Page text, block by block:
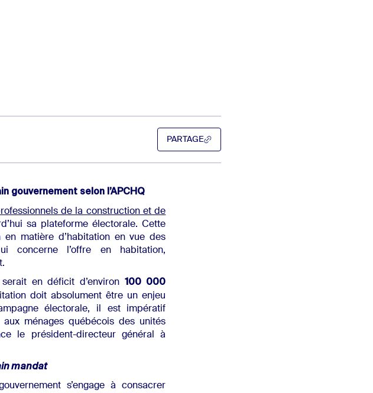
PARTAGE
PARTAGE
gouvernement selon l’APCHQ
de la construction et de
sa plateforme électorale. Cette
matière d’habitation en vue des
concerne l’offre en habitation,
en déficit d’environ 100 000
doit absolument être un enjeu
électorale, il est impératif
ménages québécois des unités
le président-directeur général à
mandat
s’engage à consacrer